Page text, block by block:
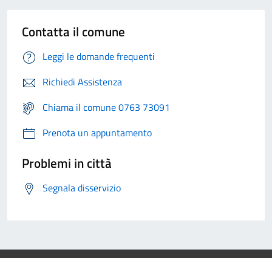
Contatta il comune
Leggi le domande frequenti
Richiedi Assistenza
Chiama il comune 0763 73091
Prenota un appuntamento
Problemi in città
Segnala disservizio